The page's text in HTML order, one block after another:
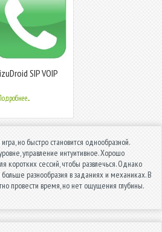
SIP VOIP
но быстро становится однообразной.
управление интуитивное. Хорошо
коротких сессий, чтобы развлечься. Однако
разнообразия в заданиях и механиках. В
провести время, но нет ощущения глубины.